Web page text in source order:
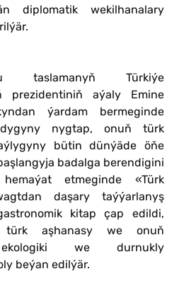
diplomatik wekilhanalary
taslamanyň Türkiýe
prezidentiniň aýaly Emine
ýardam bermeginde
nygtap, onuň türk
bütin dünýäde öňe
badalga berendigini
etmeginde «Türk
daşary taýýarlanyş
kitap çap edildi,
türk aşhanasy we onuň
we durnukly
beýan edilýär.